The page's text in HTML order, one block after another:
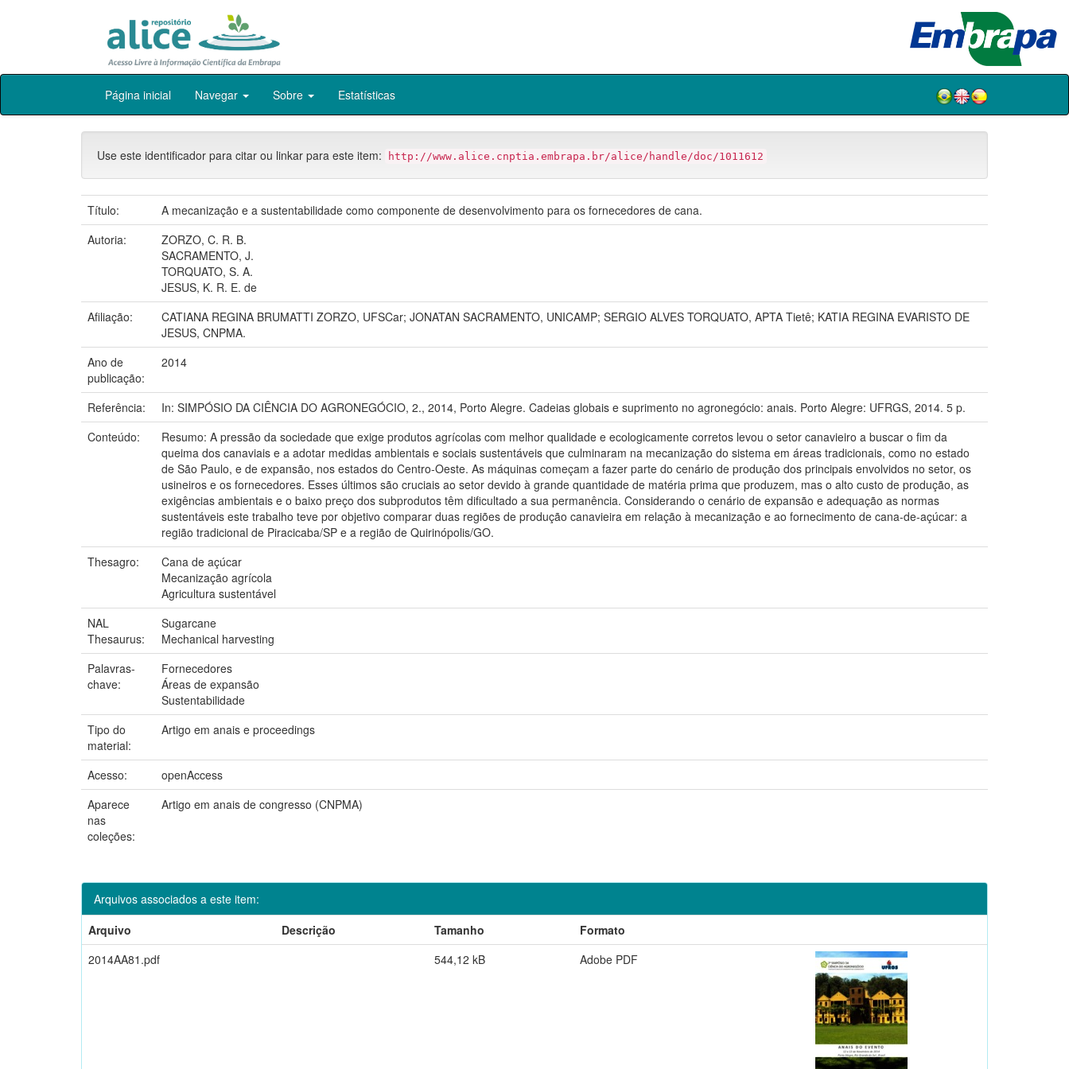
Skip
Página inicial Navegar Sobre Estatísticas
Use este identificador para citar ou linkar para este item: http://www.alice.cnptia.embrapa.br/alice/handle/doc/1011612
Título:
A mecanização e a sustentabilidade como componente de desenvolvimento para os fornecedores de cana.
Autoria:
ZORZO, C. R. B.
SACRAMENTO, J.
TORQUATO, S. A.
JESUS, K. R. E. de
Afiliação:
CATIANA REGINA BRUMATTI ZORZO, UFSCar; JONATAN SACRAMENTO, UNICAMP; SERGIO ALVES TORQUATO, APTA Tietê; KATIA REGINA EVARISTO DE
JESUS, CNPMA.
Ano de
publicação:
2014
Referência:
In: SIMPÓSIO DA CIÊNCIA DO AGRONEGÓCIO, 2., 2014, Porto Alegre. Cadeias globais e suprimento no agronegócio: anais. Porto Alegre: UFRGS, 2014. 5 p.
Conteúdo:
Resumo: A pressão da sociedade que exige produtos agrícolas com melhor qualidade e ecologicamente corretos levou o setor canavieiro a buscar o fim da
queima dos canaviais e a adotar medidas ambientais e sociais sustentáveis que culminaram na mecanização do sistema em áreas tradicionais, como no estado
de São Paulo, e de expansão, nos estados do Centro-Oeste. As máquinas começam a fazer parte do cenário de produção dos principais envolvidos no setor, os
usineiros e os fornecedores. Esses últimos são cruciais ao setor devido à grande quantidade de matéria prima que produzem, mas o alto custo de produção, as
exigências ambientais e o baixo preço dos subprodutos têm dificultado a sua permanência. Considerando o cenário de expansão e adequação as normas
sustentáveis este trabalho teve por objetivo comparar duas regiões de produção canavieira em relação à mecanização e ao fornecimento de cana-de-açúcar: a
região tradicional de Piracicaba/SP e a região de Quirinópolis/GO.
Thesagro:
Cana de açúcar
Mecanização agrícola
Agricultura sustentável
NAL
Thesaurus:
Sugarcane
Mechanical harvesting
Palavras-
chave:
Fornecedores
Áreas de expansão
Sustentabilidade
Tipo do
material:
Artigo em anais e proceedings
Acesso:
openAccess
Aparece
nas
coleções:
Artigo em anais de congresso (CNPMA)
Arquivos associados a este item:
Arquivo
Descrição Tamanho
Formato
2014AA81.pdf
544,12 kB Adobe PDF